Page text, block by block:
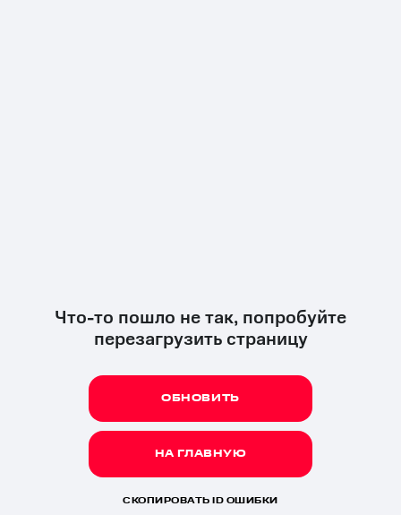
Что-то пошло не так, попробуйте
перезагрузить страницу
ОБНОВИТЬ
НА ГЛАВНУЮ
СКОПИРОВАТЬ ID ОШИБКИ